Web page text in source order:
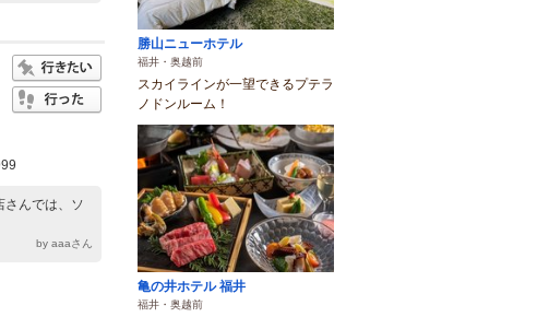
さんでは、ソ
by aaaさん
勝山ニューホテル
福井・奥越前
スカイラインが一望できるプテラ
ノドンルーム！
亀の井ホテル 福井
福井・奥越前